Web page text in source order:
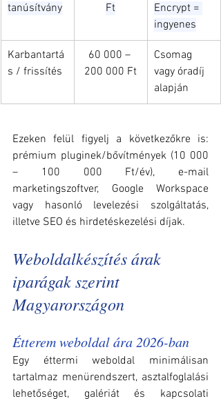
tanúsítvány
Ft
Encrypt =
ingyenes
Karbantartá
s / frissítés
60 000 –
200 000 Ft
Csomag
vagy óradíj
alapján
Ezeken felül figyelj a következőkre is:
prémium pluginek/bővítmények (10 000
– 100 000 Ft/év), e-mail
marketingszoftver, Google Workspace
vagy hasonló levelezési szolgáltatás,
illetve SEO és hirdetéskezelési díjak.
Weboldalkészítés árak
iparágak szerint
Magyarországon
Étterem weboldal ára 2026-ban
Egy éttermi weboldal minimálisan
tartalmaz menürendszert, asztalfoglalási
lehetőséget, galériát és kapcsolati